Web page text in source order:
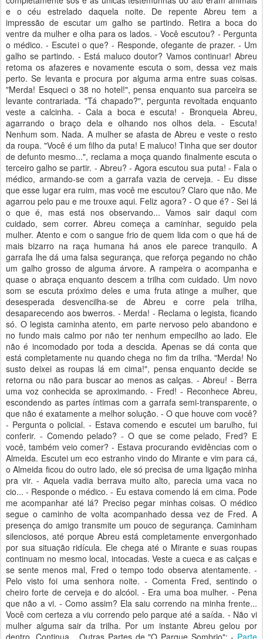
e o céu estrelado daquela noite. De repente Abreu tem a
impressão de escutar um galho se partindo. Retira a boca do
ventre da mulher e olha para os lados. - Você escutou? - Pergunta
o médico. - Escutei o que? - Responde, ofegante de prazer. - Um
galho se partindo. - Está maluco doutor? Vamos continuar! Abreu
retoma os afazeres e novamente escuta o som, dessa vez mais
perto. Se levanta e procura por alguma arma entre suas coisas.
"Merda! Esqueci o 38 no hotel!", pensa enquanto sua parceira se
levante contrariada. "Tá chapado?", pergunta revoltada enquanto
veste a calcinha. - Cala a boca e escuta! - Bronqueia Abreu,
agarrando o braço dela e olhando nos olhos dela. - Escuta!
Nenhum som. Nada. A mulher se afasta de Abreu e veste o resto
da roupa. "Você é um filho da puta! E maluco! Tinha que ser doutor
de defunto mesmo...", reclama a moça quando finalmente escuta o
terceiro galho se partir. - Abreu? - Agora escutou sua puta! - Fala o
médico, armando-se com a garrafa vazia de cerveja. - Eu disse
que esse lugar era ruim, mas você me escutou? Claro que não. Me
agarrou pelo pau e me trouxe aqui. Feliz agora? - O que é? - Sei lá
o que é, mas está nos observando... Vamos sair daqui com
cuidado, sem correr. Abreu começa a caminhar, seguido pela
mulher. Atento e com o sangue frio de quem lida com o que há de
mais bizarro na raça humana há anos ele parece tranquilo. A
garrafa lhe dá uma falsa segurança, que reforça pegando no chão
um galho grosso de alguma árvore. A rampeira o acompanha e
quase o abraça enquanto descem a trilha com cuidado. Um novo
som se escuta próximo deles e uma fruta atinge a mulher, que
desesperada desvencilha-se de Abreu e corre pela trilha,
desaparecendo aos bwerros. - Merda! - Reclama o legista, ficando
só. O legista caminha atento, em parte nervoso pelo abandono e
no fundo mais calmo por não ter nenhum empecilho ao lado. Ele
não é incomodado por toda a descida. Apenas se dá conta que
está completamente nu quando chega no fim da trilha. "Merda! No
susto deixei as roupas lá em cima!", pensa enquanto decide se
retorna ou não para buscar ao menos as calças. - Abreu! - Berra
uma voz conhecida se aproximando. - Fred! - Reconhece Abreu,
escondendo as partes íntimas com a garrafa semi-transparente, o
que não é exatamente a melhor solução. - O que houve com você?
- Pergunta o policial. - Estava comendo e escutei um barulho, fui
conferir. - Comendo pelado? - O que se come pelado, Fred? E
você, também veio comer? - Estava procurando evidências com o
Almeida. Escutei um eco estranho vindo do Mirante e vim para cá,
o Almeida ficou do outro lado, ele só precisa de uma ligação minha
pra vir. - Aquela vadia berrava muito alto, parecia uma vaca no
cio... - Responde o médico. - Eu estava comendo lá em cima. Pode
me acompanhar até lá? Preciso pegar minhas coisas. O médico
segue o caminho de volta acompanhado dessa vez de Fred. A
presença do amigo transmite um pouco de segurança. Caminham
silenciosos, até porque Abreu está completamente envergonhado
por sua situação ridícula. Ele chega até o Mirante e suas roupas
continuam no mesmo local, intocadas. Veste a cueca e as calças e
se sente menos mal, Fred o tempo todo observa atentamente. -
Pelo visto foi uma senhora noite. - Comenta Fred, sentindo o
cheiro forte de cerveja e do alcóol. - Era uma boa mulher. - Pena
que não a vi. - Como assim? Ela saiu correndo na minha frente...
Você com certeza a viu correndo pelo parque até a saída. - Não vi
mulher alguma sair da trilha. Por um instante Abreu gelou por
dentro. Continua... Outras Partes de "O Parque Sombrio": - Parte